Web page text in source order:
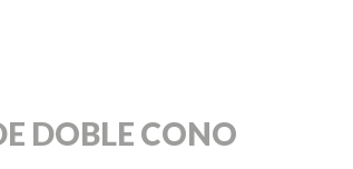
DOBLE CONO